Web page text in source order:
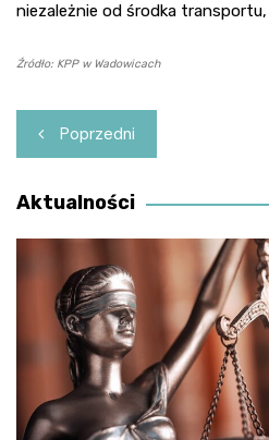
niezależnie od środka
Źródło: KPP w Wadowicach
Nawigacja
wpisu
Poprzedni
Aktualności